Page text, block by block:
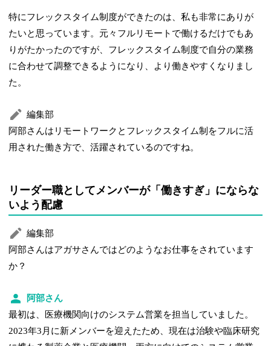
特にフレックスタイム制度ができたのは、私も非常にありが
たいと思っています。元々フルリモートで働けるだけでもあ
りがたかったのですが、フレックスタイム制度で自分の業務
に合わせて調整できるようになり、より働きやすくなりまし
た。
編集部
阿部さんはリモートワークとフレックスタイム制をフルに活
用された働き方で、活躍されているのですね。
リーダー職としてメンバーが「働きすぎ」にならな
いよう配慮
編集部
阿部さんはアガサさんではどのようなお仕事をされています
か？
阿部さん
最初は、医療機関向けのシステム営業を担当していました。
2023年3月に新メンバーを迎えたため、現在は治験や臨床研究